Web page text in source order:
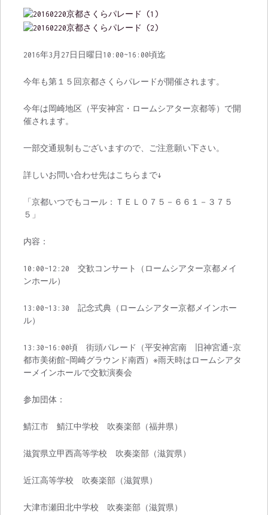
2016年3月27日日曜日10:00~16:00頃迄
今年も第１５回京都さくらパレードが開催されます。
今年は岡崎地区（平安神宮・ロームシアター京都等）で開
催されます。
一部交通規制もございますので、ご注意願い下さい。
詳しいお問い合わせ先はこちらまで↓
「京都いつでもコール：ＴＥＬ０７５－６６１－３７５
５」
内容：
10:00~12:20 交歓コンサート（ロームシアター京都メイ
ンホール）
13:00~13:30 記念式典（ロームシアター京都メインホー
ル）
13:30~16:00頃 街頭パレード（平安神宮南 旧神宮通~京
都市美術館~岡崎グラウンド南西）※雨天時はロームシアタ
ーメインホールで交歓演奏会
参加団体：
鯖江市 鯖江中学校 吹奏楽部（福井県）
滋賀県立甲西高等学校 吹奏楽部（滋賀県）
近江高等学校 吹奏楽部（滋賀県）
大津市瀬田北中学校 吹奏楽部（滋賀県）